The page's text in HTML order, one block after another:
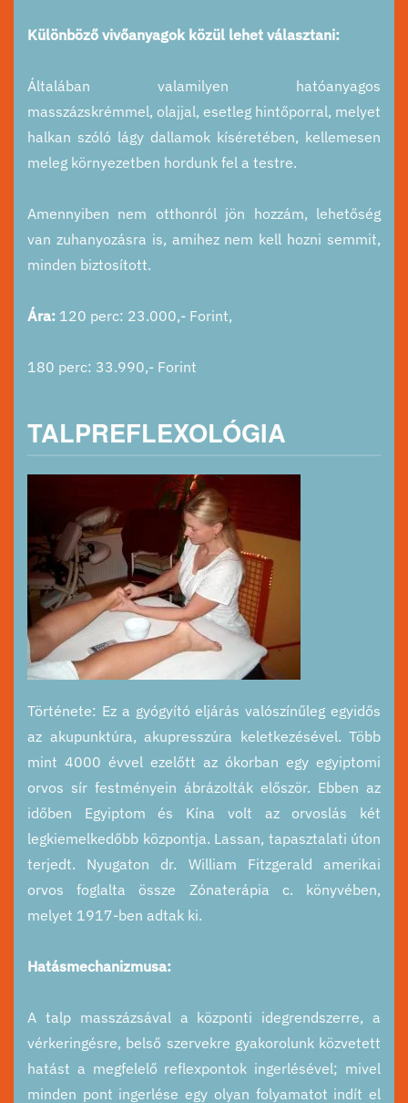
Különböző vivőanyagok közül lehet választani:
Általában valamilyen hatóanyagos
masszázskrémmel, olajjal, esetleg hintőporral, melyet
halkan szóló lágy dallamok kíséretében, kellemesen
meleg környezetben hordunk fel a testre.
Amennyiben nem otthonról jön hozzám, lehetőség
van zuhanyozásra is, amihez nem kell hozni semmit,
minden biztosított.
Ára: 120 perc: 23.000,- Forint,
180 perc: 33.990,- Forint
TALPREFLEXOLÓGIA
Története: Ez a gyógyító eljárás valószínűleg egyidős
az akupunktúra, akupresszúra keletkezésével. Több
mint 4000 évvel ezelőtt az ókorban egy egyiptomi
orvos sír festményein ábrázolták először. Ebben az
időben Egyiptom és Kína volt az orvoslás két
legkiemelkedőbb központja. Lassan, tapasztalati úton
terjedt. Nyugaton dr. William Fitzgerald amerikai
orvos foglalta össze Zónaterápia c. könyvében,
melyet 1917-ben adtak ki.
Hatásmechanizmusa:
A talp masszázsával a központi idegrendszerre, a
vérkeringésre, belső szervekre gyakorolunk közvetett
hatást a megfelelő reflexpontok ingerlésével; mivel
minden pont ingerlése egy olyan folyamatot indít el